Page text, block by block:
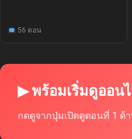
56 ตอน
▶ พร้อมเริ่มดูออน
กดดูจากปุ่มเปิดดูตอนที่ 1 ด้